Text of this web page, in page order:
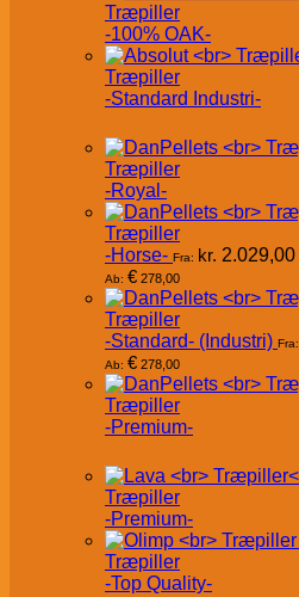
Træpiller
-100% OAK-
Træpiller
-Standard Industri-
Træpiller
-Royal-
Træpiller
-Horse- Fra: kr. 2.029,00
Ab: € 278,00
Træpiller
-Standard- (Industri) Fra:
Ab: € 278,00
Træpiller
-Premium-
Træpiller
-Premium-
Træpiller
-Top Quality-